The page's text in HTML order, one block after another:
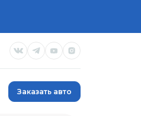
Заказать авто